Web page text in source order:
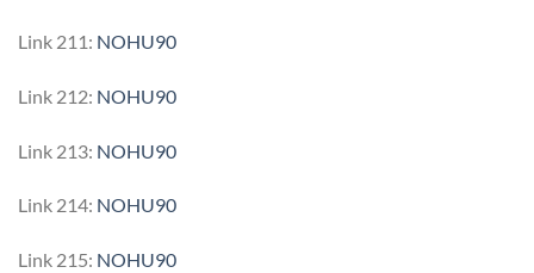
Link 211: NOHU90
Link 212: NOHU90
Link 213: NOHU90
Link 214: NOHU90
Link 215: NOHU90